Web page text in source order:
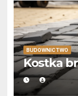
BUDOWNICTWO
Kostka